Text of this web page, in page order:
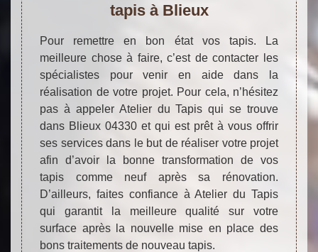
tapis à Blieux
Pour remettre en bon état vos tapis. La
meilleure chose à faire, c’est de contacter les
spécialistes pour venir en aide dans la
réalisation de votre projet. Pour cela, n’hésitez
pas à appeler Atelier du Tapis qui se trouve
dans Blieux 04330 et qui est prêt à vous offrir
ses services dans le but de réaliser votre projet
afin d’avoir la bonne transformation de vos
tapis comme neuf après sa rénovation.
D’ailleurs, faites confiance à Atelier du Tapis
qui garantit la meilleure qualité sur votre
surface après la nouvelle mise en place des
bons traitements de nouveau tapis.